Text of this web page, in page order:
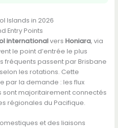
Islands in 2026
Entry Points
internationalvers Honiara, via
le point d’entrée le plus
fréquents passent par Brisbane
les rotations. Cette
par la demande : les flux
sont majoritairement connectés
régionales du Pacifique.
et des liaisons